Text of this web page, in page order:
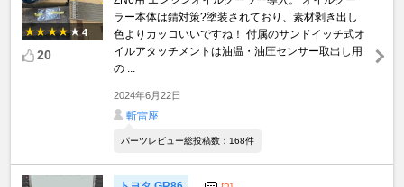
4
20
ラー本体は錆対策?塗装されており、素材剥き出し
色よりカッコいいですね！ 付属のサンドイッチ式オ
イルアタッチメントは油温・油圧センサー取出し用
の ...
2024年6月22日
斬雷座
パーツレビュー総投稿数：168件